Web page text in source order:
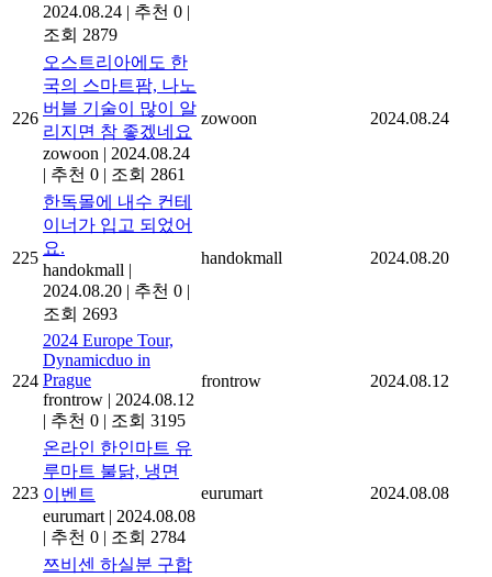
2024.08.24 | 추천 0 |
조회 2879
226
오스트리아에도 한
국의 스마트팜, 나노
버블 기술이 많이 알
리지면 참 좋겠네요
zowoon | 2024.08.24
| 추천 0 | 조회 2861
zowoon 2024.08.24
225
한독몰에 내수 컨테
이너가 입고 되었어
요.
handokmall |
2024.08.20 | 추천 0 |
조회 2693
handokmall 2024.08.20
224
2024 Europe Tour,
Dynamicduo in
Prague
frontrow | 2024.08.12
| 추천 0 | 조회 3195
frontrow 2024.08.12
223
온라인 한인마트 유
루마트 불닭, 냉면
이벤트
eurumart | 2024.08.08
| 추천 0 | 조회 2784
eurumart 2024.08.08
쯔비센 하실분 구합